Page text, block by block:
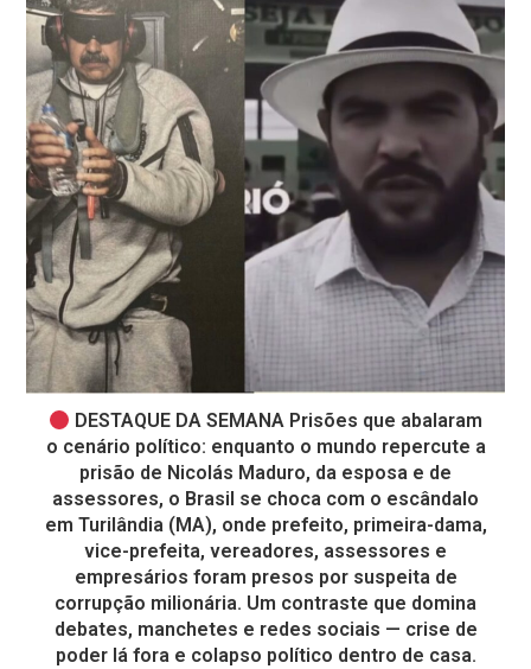
DESTAQUE DA SEMANA Prisões que abalaram
o cenário político: enquanto o mundo repercute a
prisão de Nicolás Maduro, da esposa e de
assessores, o Brasil se choca com o escândalo
em Turilândia (MA), onde prefeito, primeira-dama,
vice-prefeita, vereadores, assessores e
empresários foram presos por suspeita de
corrupção milionária. Um contraste que domina
debates, manchetes e redes sociais — crise de
poder lá fora e colapso político dentro de casa.